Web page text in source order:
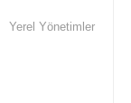
Yerel Yönetimler